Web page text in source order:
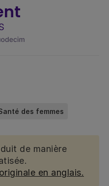
des femmes
de manière
en anglais.